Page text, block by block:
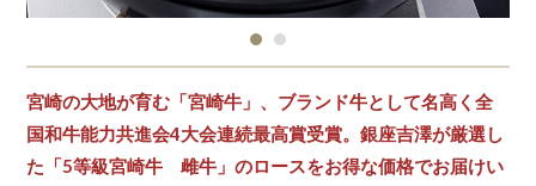
宮崎の大地が育む「宮崎牛」、ブランド牛として名高く全
国和牛能力共進会4大会連続最高賞受賞。銀座吉澤が厳選し
た「5等級宮崎牛 雌牛」のロースをお得な価格でお届けい